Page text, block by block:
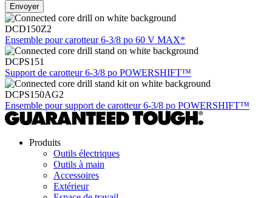
DCD150Z2
Ensemble pour carotteur 6-3/8 po 60 V MAX*
DCPS151
Support de carotteur 6-3/8 po POWERSHIFT™
DCPS150AG2
Ensemble pour support de carotteur 6-3/8 po POWERSHIFT™
Produits
Outils électriques
Outils à main
Accessoires
Extérieur